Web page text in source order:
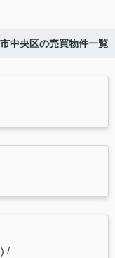
中央区の売買物件一覧